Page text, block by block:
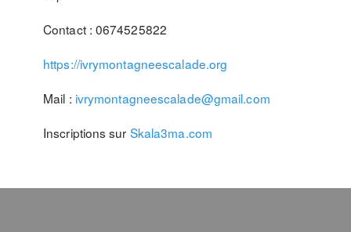
Contact : 0674525822
https://ivrymontagneescalade.org
Mail : ivrymontagneescalade@gmail.com
Inscriptions sur Skala3ma.com